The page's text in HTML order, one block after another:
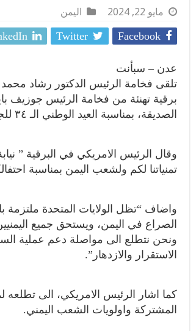
مايو 22, 2024 اليمن
Facebook
Twitter
عدن – سبأنت
تلقى فخامة الرئيس الدكتور رشاد
برقية تهنئة من فخامة الرئيس جوزيف
الصديقة، بمناسبة العيد الوطني الـ ٣٤ للجمهورية اليمنية ٢٢ مايو.
وقال الرئيس الامريكي في البرقية ”
تمنياتنا لكم ولشعب اليمن بمناسبة
واضاف “تظل الولايات المتحدة ملتزمة
الصراع في اليمن، ويستحق جميع
ونحن نتطلع الى مواصلة دعم عملية
الاستقرار والازدهار”.
كما اشار الرئيس الامريكي، الى تطلعه
المشتركة واولويات الشعب اليمني.